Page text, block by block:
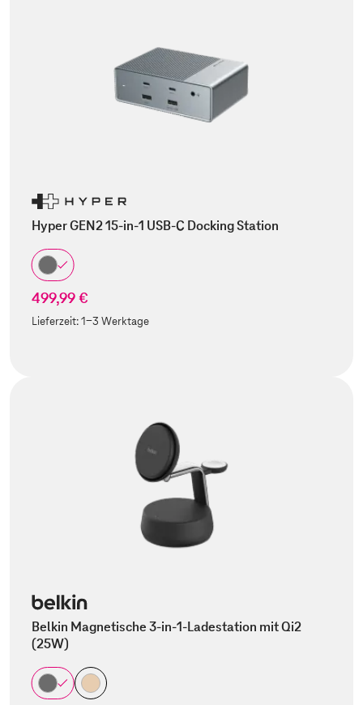
Hyper GEN2 15-in-1 USB-C Docking Station
499,99 €
Lieferzeit:1-3 Werktage
Belkin Magnetische 3-in-1-Ladestation mit Qi2
(25W)